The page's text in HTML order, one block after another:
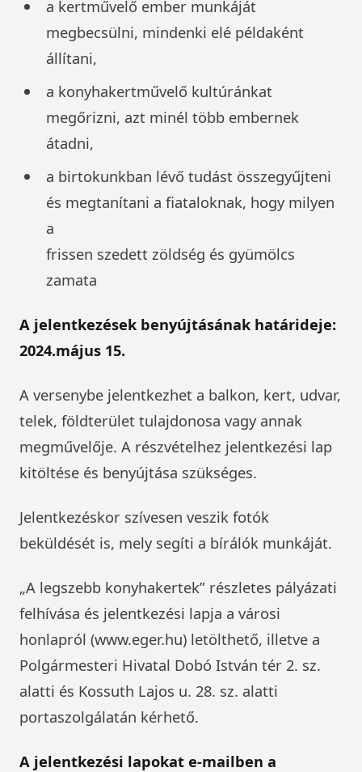
a kertművelő ember munkáját
megbecsülni, mindenki elé példaként
állítani,
a konyhakertművelő kultúránkat
megőrizni, azt minél több embernek
átadni,
a birtokunkban lévő tudást összegyűjteni
és megtanítani a fiataloknak, hogy milyen
a
frissen szedett zöldség és gyümölcs
zamata
A jelentkezések benyújtásának határideje:
2024.május 15.
A versenybe jelentkezhet a balkon, kert, udvar,
telek, földterület tulajdonosa vagy annak
megművelője. A részvételhez jelentkezési lap
kitöltése és benyújtása szükséges.
Jelentkezéskor szívesen veszik fotók
beküldését is, mely segíti a bírálók munkáját.
„A legszebb konyhakertek” részletes pályázati
felhívása és jelentkezési lapja a városi
honlapról (www.eger.hu) letölthető, illetve a
Polgármesteri Hivatal Dobó István tér 2. sz.
alatti és Kossuth Lajos u. 28. sz. alatti
portaszolgálatán kérhető.
A jelentkezési lapokat e-mailben a